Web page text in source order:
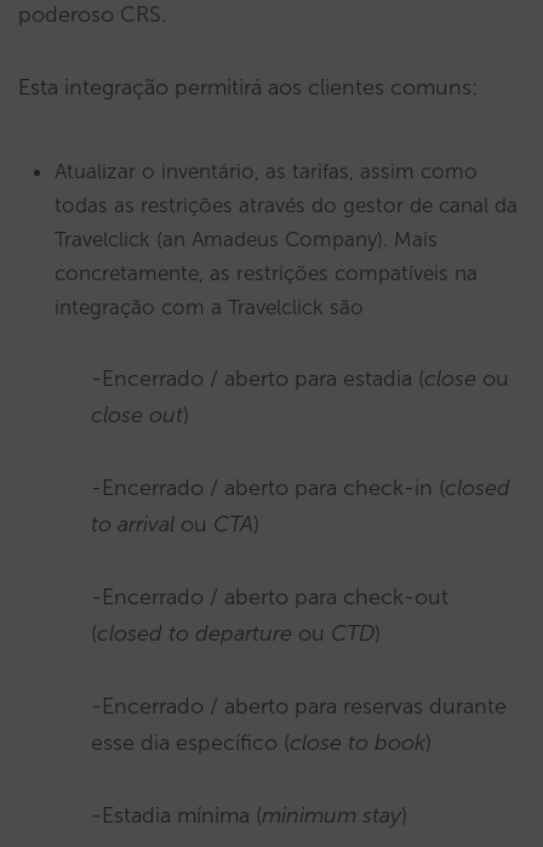
poderoso CRS.
Esta integração permitirá aos clientes comuns:
Atualizar o inventário, as tarifas, assim como
todas as restrições através do gestor de canal da
Travelclick (an Amadeus Company). Mais
concretamente, as restrições compatíveis na
integração com a Travelclick são
-Encerrado / aberto para estadia (close ou
close out)
-Encerrado / aberto para check-in (closed
to arrival ou CTA)
-Encerrado / aberto para check-out
(closed to departure ou CTD)
-Encerrado / aberto para reservas durante
esse dia específico (close to book)
-Estadia mínima (minimum stay)